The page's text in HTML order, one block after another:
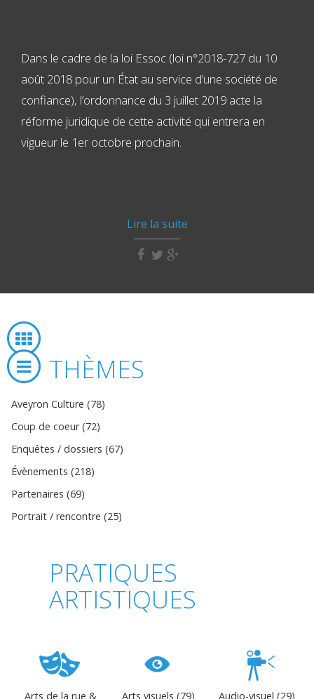
Dans le cadre de la loi Essoc (loi n°2018-727 du 10
août 2018 pour un État au service d’une société de
confiance), l’ordonnance du 3 juillet 2019 acte la
réforme juridique de cette activité qui entrera en
vigueur le 1er octobre prochain.
Lire la suite
THÈMES
Aveyron Culture (78)
Coup de coeur (72)
Enquêtes / dossiers (67)
Évènements (218)
Partenaires (69)
Portrait / rencontre (25)
PRATIQUES
ARTISTIQUES
Arts de la rue &
Arts visuels (79) Audio-visuel (29)